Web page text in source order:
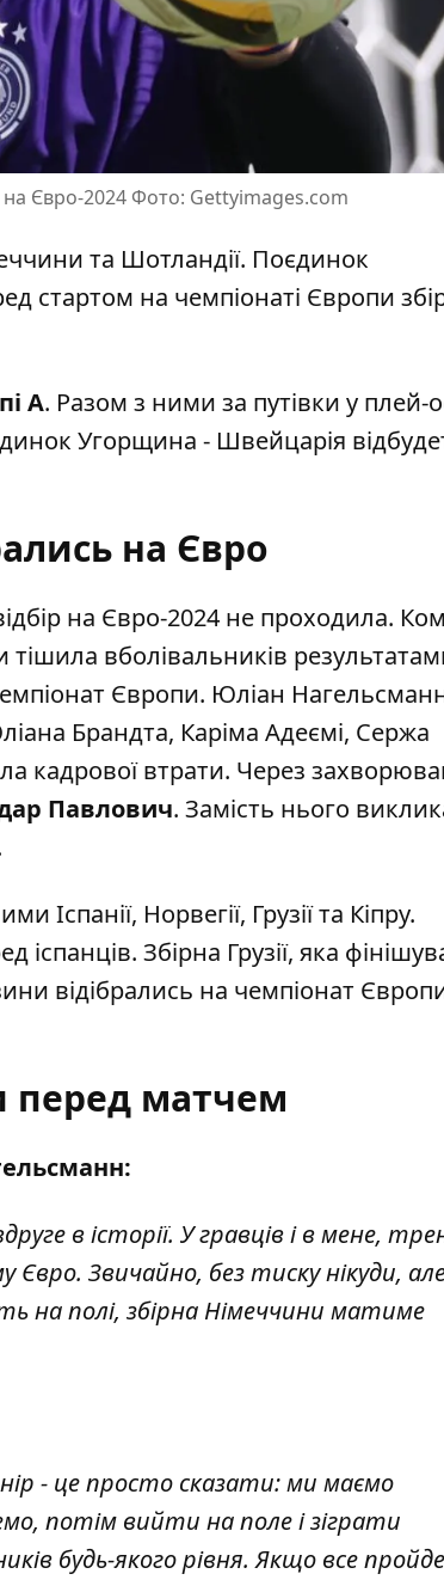
Євро-2024 Фото: Gettyimages.com
та Шотландії. Поєдинок
стартом на чемпіонаті Європи
А. Разом з ними за путівки у плей-
Угорщина - Швейцарія
на Євро
на Євро-2024 не проходила.
вболівальників
Європи. Юліан
Брандта, Каріма Адеємі, Сержа
кадрової втрати. Через
Павлович. Замість нього
Іспанії, Норвегії, Грузії та Кіпру.
Збірна Грузії, яка
відібрались на чемпіонат
перед матчем
в історії. У гравців і в мене,
Звичайно, без тиску нікуди,
на полі, збірна Німеччини матиме
- це просто сказати: ми маємо
потім вийти на поле і зіграти
будь-якого рівня. Якщо все